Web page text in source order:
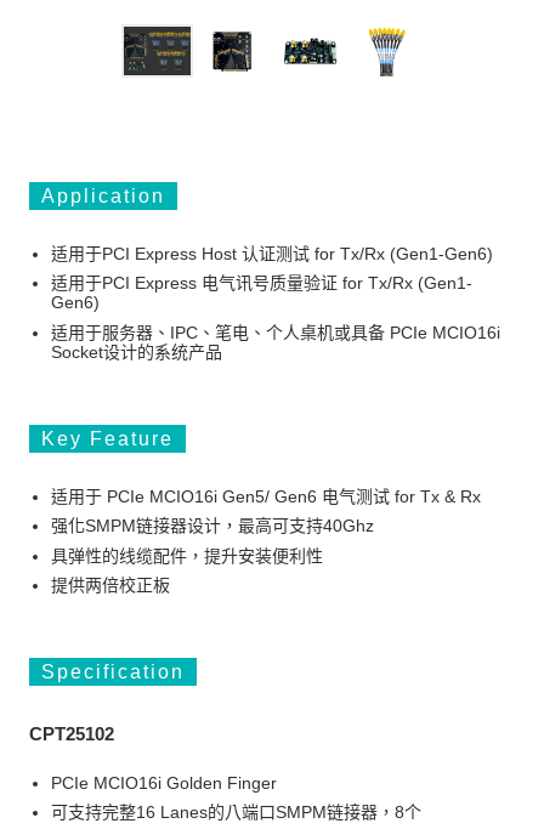
Application
适用于PCI Express Host 认证测试 for Tx/Rx (Gen1-Gen6)
适用于PCI Express 电气讯号质量验证 for Tx/Rx (Gen1-
Gen6)
适用于服务器、IPC、笔电、个人桌机或具备 PCIe MCIO16i
Socket设计的系统产品
Key Feature
适用于 PCIe MCIO16i Gen5/ Gen6 电气测试 for Tx & Rx
强化SMPM链接器设计，最高可支持40Ghz
具弹性的线缆配件，提升安装便利性
提供两倍校正板
Specification
CPT25102
PCIe MCIO16i Golden Finger
可支持完整16 Lanes的八端口SMPM链接器，8个